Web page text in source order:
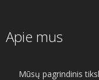
Apie mus
Mūsų pagrindinis